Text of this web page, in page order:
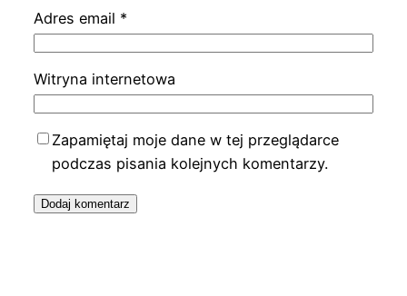
Adres email *
Witryna internetowa
Zapamiętaj moje dane w tej przeglądarce
podczas pisania kolejnych komentarzy.